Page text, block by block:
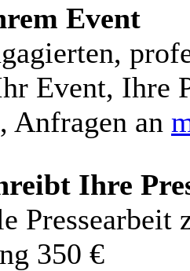
Event
Event, Ihre
Anfragen an
Ihre
Pressearbeit
350 €